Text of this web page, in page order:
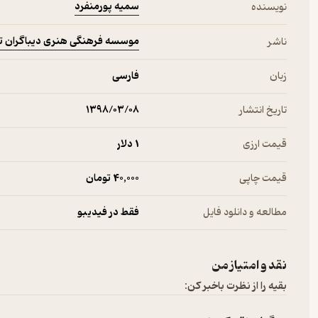
نویسنده سمیه پورمنفرد
ناشر موسسه فرهنگی هنری دیباگران
زبان فارسی
تاریخ انتشار ۱۳۹۸/۰۳/۰۸
قیمت ارزی 1 دلار
قیمت چاپی 40,000 تومان
مطالعه و دانلود فایل فقط در فیدیبو
نقد و امتیاز من
بقیه را از نظرت باخبر کن: